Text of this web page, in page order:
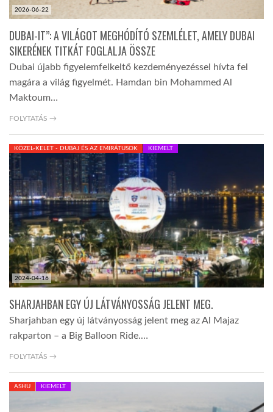
2026-06-22
DUBAI-IT”: A VILÁGOT MEGHÓDÍTÓ SZEMLÉLET, AMELY DUBAI
SIKERÉNEK TITKÁT FOGLALJA ÖSSZE
Dubai újabb figyelemfelkeltő kezdeményezéssel hívta fel
magára a világ figyelmét. Hamdan bin Mohammed Al
Maktoum…
FOLYTATÁS →
2024-04-16
KÖZEL-KELET - DUBAJ ÉS AZ EMIRÁTUSOK KIEMELT
SHARJAHBAN EGY ÚJ LÁTVÁNYOSSÁG JELENT MEG.
Sharjahban egy új látványosság jelent meg az Al Majaz
rakparton – a Big Balloon Ride.…
FOLYTATÁS →
ASHU KIEMELT